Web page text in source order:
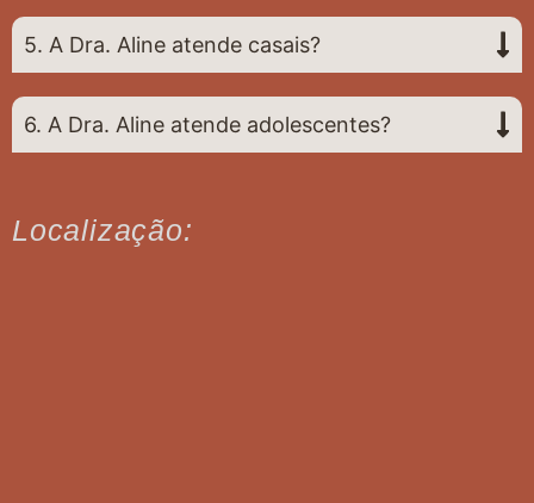
5. A Dra. Aline atende casais?
6. A Dra. Aline atende adolescentes?
Localização: